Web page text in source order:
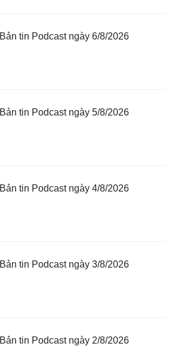
Bản tin Podcast ngày 6/8/2026
Bản tin Podcast ngày 5/8/2026
Bản tin Podcast ngày 4/8/2026
Bản tin Podcast ngày 3/8/2026
Bản tin Podcast ngày 2/8/2026